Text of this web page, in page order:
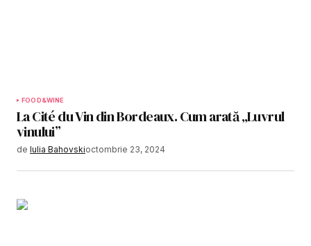
FOOD&WINE
La Cité du Vin din Bordeaux. Cum arată „Luvrul
vinului”
de Iulia Bahovskioctombrie 23, 2024